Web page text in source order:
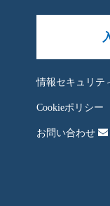
情報セキュリテ
Cookieポリシー
お問い合わせ